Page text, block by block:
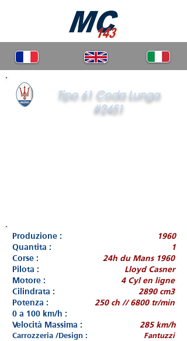
Tipo 61 Coda Lunga
#2451
Produzione :
1960
Quantita :
1
Corse :
24h du Mans 1960
Pilota :
Lloyd Casner
Motore :
4 Cyl en ligne
Cilindrata :
2890 cm3
Potenza :
250 ch // 6800 tr/min
0 a 100 km/h :
Velocità Massima :
285 km/h
Carrozzeria /Design : Fantuzzi